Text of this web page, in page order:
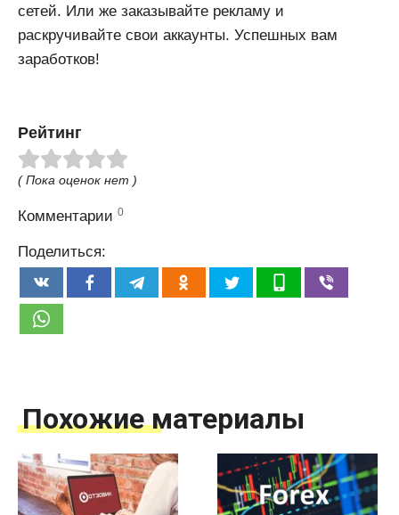
сетей. Или же заказывайте рекламу и
раскручивайте свои аккаунты. Успешных вам
заработков!
Рейтинг
( Пока оценок нет )
Комментарии 0
Поделиться:
Похожие материалы